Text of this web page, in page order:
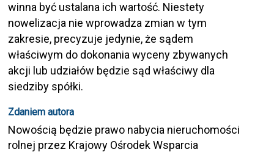
winna być ustalana ich wartość. Niestety
nowelizacja nie wprowadza zmian w tym
zakresie, precyzuje jedynie, że sądem
właściwym do dokonania wyceny zbywanych
akcji lub udziałów będzie sąd właściwy dla
siedziby spółki.
Zdaniem autora
Nowością będzie prawo nabycia nieruchomości
rolnej przez Krajowy Ośrodek Wsparcia